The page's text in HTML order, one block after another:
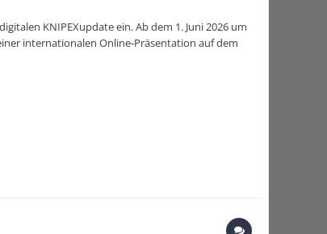
KNIPEXupdate ein. Ab dem 1. Juni 2026 um
internationalen Online-Präsentation auf dem